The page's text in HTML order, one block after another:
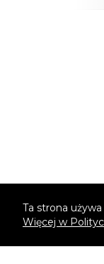
Ta strona
Więcej w